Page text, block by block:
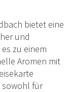
bietet eine
und
zu einem
Aromen mit
sowohl für